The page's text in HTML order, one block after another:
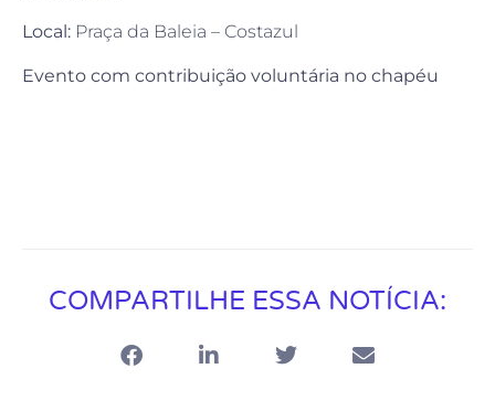
Local: Praça da Baleia – Costazul
Evento com contribuição voluntária no chapéu
COMPARTILHE ESSA NOTÍCIA: